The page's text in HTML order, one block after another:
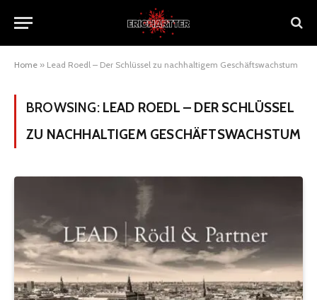
Home » Lead Roedl – Der Schlüssel zu nachhaltigem Geschäftswachstum
BROWSING: LEAD ROEDL – DER SCHLÜSSEL
ZU NACHHALTIGEM GESCHÄFTSWACHSTUM